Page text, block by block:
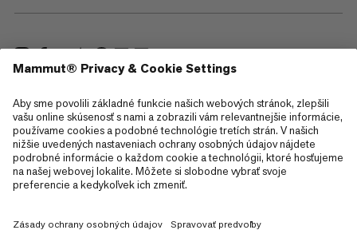
—
Sitemap
Cookies
Právne informácie